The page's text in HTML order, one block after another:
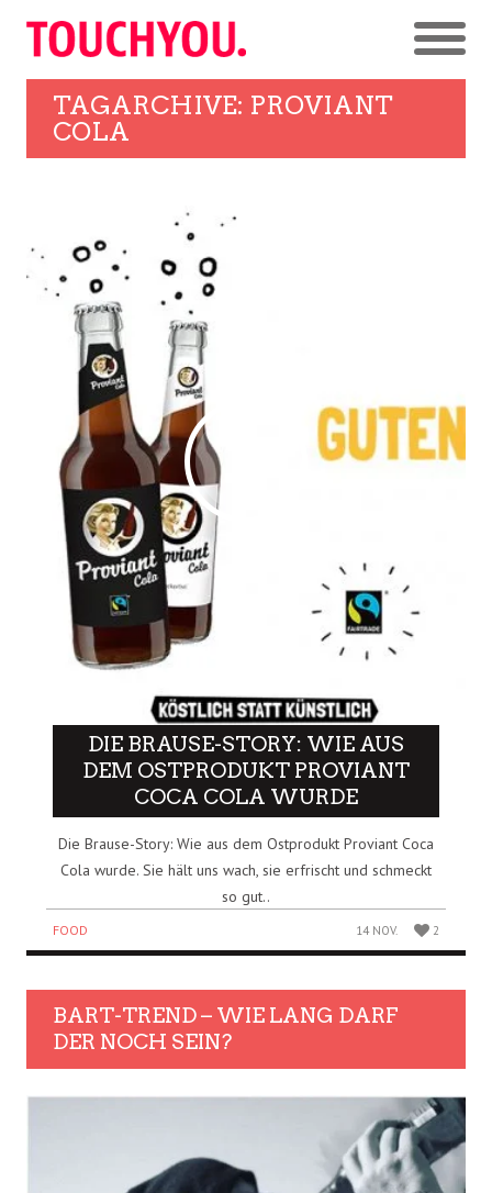
TAGARCHIVE: PROVIANT
COLA
DIE BRAUSE-STORY: WIE AUS
DEM OSTPRODUKT PROVIANT
COCA COLA WURDE
Die Brause-Story: Wie aus dem Ostprodukt Proviant Coca
Cola wurde. Sie hält uns wach, sie erfrischt und schmeckt
so gut..
FOOD 14 NOV. 2
BART-TREND – WIE LANG DARF
DER NOCH SEIN?